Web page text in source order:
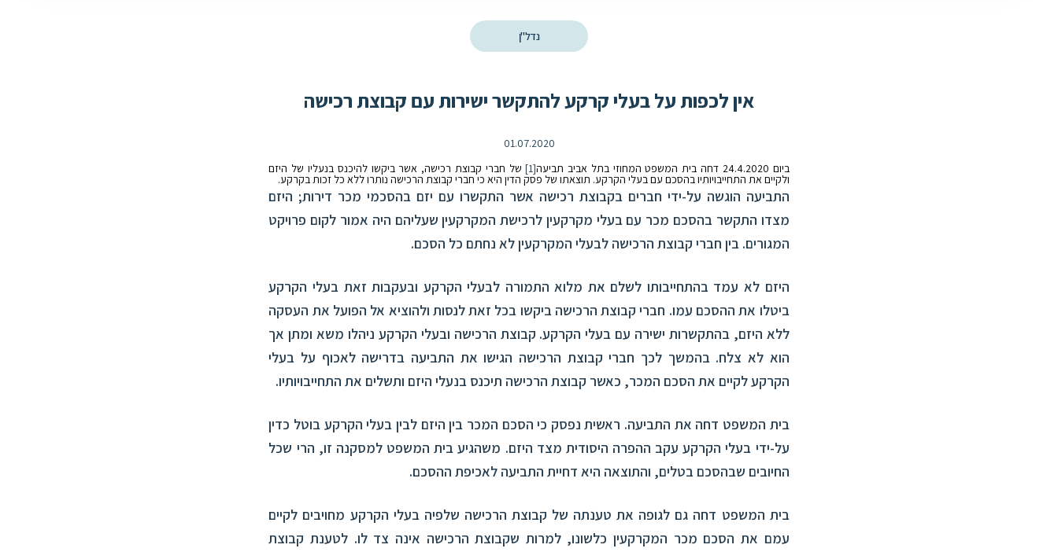
נדל"ן
אין לכפות על בעלי קרקע להתקשר ישירות עם קבוצת רכישה
01.07.2020
ביום 24.4.2020 דחה בית המשפט המחוזי בתל אביב תביעה
[1] של חברי קבוצת רכישה, אשר ביקשו להיכנס בנעליו של היזם
ולקיים את התחייבויותיו בהסכם עם בעלי הקרקע. תוצאתו של פסק הדין היא כי חברי קבוצת הרכישה נותרו ללא כל זכות בקרקע.
התביעה הוגשה על-ידי חברים בקבוצת רכישה אשר התקשרו עם יזם בהסכמי מכר דירות; היזם
מצדו התקשר בהסכם מכר עם בעלי מקרקעין לרכישת המקרקעין שעליהם היה אמור לקום פרויקט
המגורים. בין חברי קבוצת הרכישה לבעלי המקרקעין לא נחתם כל הסכם.
היזם לא עמד בהתחייבותו לשלם את מלוא התמורה לבעלי הקרקע ובעקבות זאת בעלי הקרקע
ביטלו את ההסכם עמו. חברי קבוצת הרכישה ביקשו בכל זאת לנסות ולהוציא אל הפועל את העסקה
ללא היזם, בהתקשרות ישירה עם בעלי הקרקע. קבוצת הרכישה ובעלי הקרקע ניהלו משא ומתן אך
הוא לא צלח. בהמשך לכך חברי קבוצת הרכישה הגישו את התביעה בדרישה לאכוף על בעלי
הקרקע לקיים את הסכם המכר, כאשר קבוצת הרכישה תיכנס בנעלי היזם ותשלים את התחייבויותיו.
בית המשפט דחה את התביעה. ראשית נפסק כי הסכם המכר בין היזם לבין בעלי הקרקע בוטל כדין
על-ידי בעלי הקרקע עקב ההפרה היסודית מצד היזם. משהגיע בית המשפט למסקנה זו, הרי שכל
החיובים שבהסכם בטלים, והתוצאה היא דחיית התביעה לאכיפת ההסכם.
בית המשפט דחה גם לגופה את טענתה של קבוצת הרכישה שלפיה בעלי הקרקע מחויבים לקיים
עמם את הסכם מכר המקרקעין כלשונו, למרות שקבוצת הרכישה אינה צד לו. לטענת קבוצת